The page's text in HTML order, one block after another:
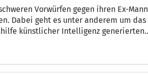
Vorwürfen gegen ihren Ex-Mann
Dabei geht es unter anderem um das
künstlicher Intelligenz generierten